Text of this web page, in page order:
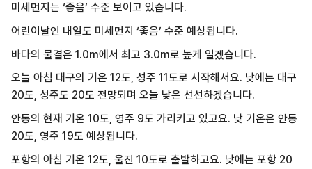
미세먼지는 ‘좋음’ 수준 보이고 있습니다.
어린이날인 내일도 미세먼지 ‘좋음’ 수준 예상됩니다.
바다의 물결은 1.0m에서 최고 3.0m로 높게 일겠습니다.
오늘 아침 대구의 기온 12도, 성주 11도로 시작해서요. 낮에는 대구
20도, 성주도 20도 전망되며 오늘 낮은 선선하겠습니다.
안동의 현재 기온 10도, 영주 9도 가리키고 있고요. 낮 기온은 안동
20도, 영주 19도 예상됩니다.
포항의 아침 기온 12도, 울진 10도로 출발하고요. 낮에는 포항 20